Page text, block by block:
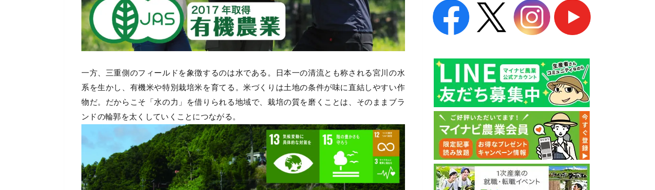
一方、三重側のフィールドを象徴するのは水である。日本一の清流とも称される宮川の水
系を生かし、有機米や特別栽培米を育てる。米づくりは土地の条件が味に直結しやすい作
物だ。だからこそ「水の力」を借りられる地域で、栽培の質を磨くことは、そのままブラ
ンドの輪郭を太くしていくことにつながる。